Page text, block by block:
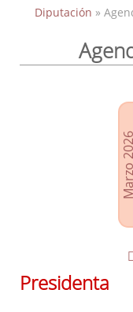
Presidencia
Agenda de Presidencia
Plenos provinciales
Oficina de Proyectos
Diputación »
Marzo 2026
Presidenta